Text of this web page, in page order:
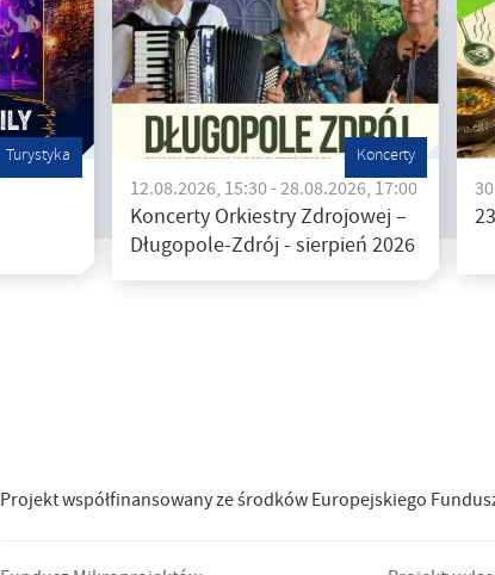
Turystyka Koncerty
12.08.2026, 15:30 - 28.08.2026, 17:00
Koncerty Orkiestry Zdrojowej –
Długopole-Zdrój - sierpień 2026
Projekt współfinansowany ze środków Europejskiego